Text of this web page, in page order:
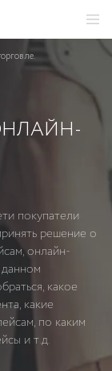
покупатели
решение о
онлайн-
данном
какое
какие
по каким
и т.д.